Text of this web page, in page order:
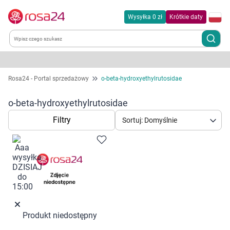
Wysyłka 0 zł Krótkie daty
Kategorie
Chemia gospodarcza
Dla zwierząt
Dom i ogród
Zdrowie
Kobieta w ciąży i mama
Rosa24 - Portal sprzedażowy o-beta-hydroxyethylrutosidae
o-beta-hydroxyethylrutosidae
Filtry Sortuj: Domyślnie
Produkt niedostępny